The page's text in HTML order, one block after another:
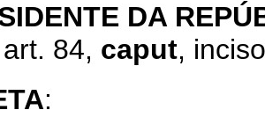
DA
84, caput,
: